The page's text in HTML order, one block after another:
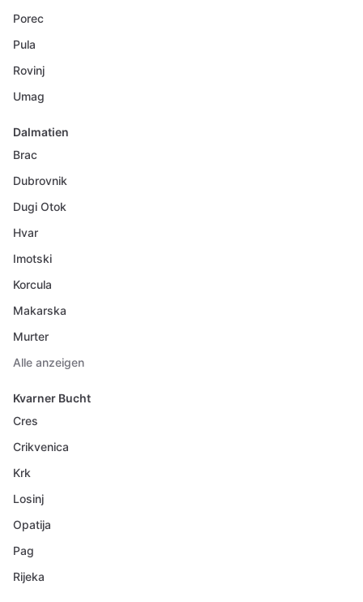
Porec
Pula
Rovinj
Umag
Dalmatien
Brac
Dubrovnik
Dugi Otok
Hvar
Imotski
Korcula
Makarska
Murter
Alle anzeigen
Kvarner Bucht
Cres
Crikvenica
Krk
Losinj
Opatija
Pag
Rijeka